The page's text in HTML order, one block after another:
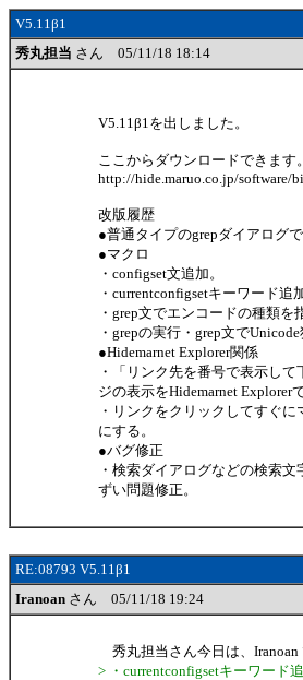
V5.11β1
秀丸担当 さん 05/11/18 18:14
V5.11β1を出しました。
ここからダウンロードできます。
http://hide.maruo.co.jp/software/
改版履歴
●普通タイプのgrepダイアログ
●マクロ
・configset文追加。
・currentconfigsetキーワード追加
・grep文でエンコードの種類を
・grepの実行・grep文で
●Hidemarnet Explorer関係
・「リンク先を番号で表示し
ジの表示をHidemarnet Explorer
・リンクをクリックしてすぐ
にする。
●バグ修正
・検索ダイアログなどの検索
ずい問題修正。
RE:08793 V5.11β1
Iranoan さん 05/11/18 19:24
秀丸担当さん今日は、Iranoan
> ・currentconfigsetキーワード追